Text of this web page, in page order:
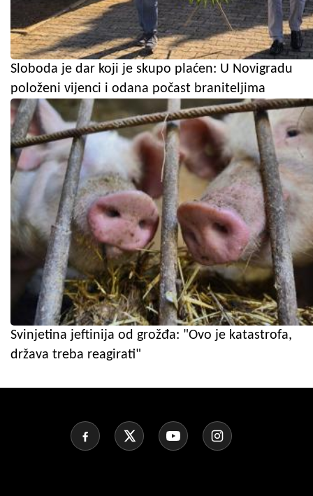
Sloboda je dar koji je skupo plaćen: U Novigradu
položeni vijenci i odana počast braniteljima
Svinjetina jeftinija od grožđa: "Ovo je katastrofa,
država treba reagirati"